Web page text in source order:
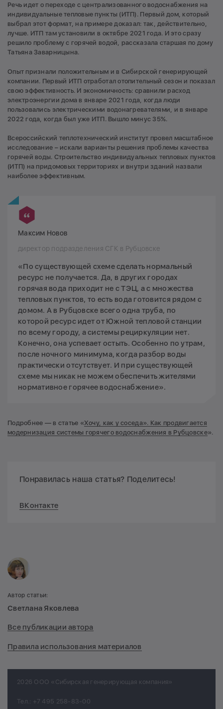
Речь идет о переходе с централизованного водоснабжения на
индивидуальные тепловые пункты (ИТП). Первый дом, который
выбрал этот формат, на примере доказал: так, действительно,
лучше. ИТП там установили в октябре 2021 года. И это сразу
решило проблему с горячей водой, рассказала старшая по дому
Татьяна Заварницына.
Опыт признали положительным и в Сибирской генерирующей
компании. Первый ИТП отработал отопительный сезон и показал
свою эффективность. И экономичность: сравнили расход
электроэнергии дома в январе 2021 года, когда люди
пользовались электрическими водонагревателями, и в январе
2022 года, когда был уже ИТП. Вышло минус 35%.
Всероссийский теплотехнический институт провел масштабное
исследование – искали варианты решения проблемы качества
горячей воды. Строительство индивидуальных тепловых пунктов
(ИТП) на придомовых территориях и внутри зданий назвали
наиболее эффективным.
Максим Новов
директор подразделения СГК в Рубцовске
«По существующей схеме сделать нормальный
ресурс не получается. Да, в других городах
горячая вода приходит не с ТЭЦ, а с множества
тепловых пунктов, то есть вода готовится рядом с
домом. А в Рубцовске всего одна труба, по
которой ресурс идет от Южной тепловой станции
по всему городу, а системы рециркуляции нет.
Конечно, она успевает остыть. Особенно по утрам,
после ночного минимума, когда разбор воды
практически отсутствует. И при существующей
схеме мы никак не можем обеспечить жителями
нормативное горячее водоснабжение».
Подробнее — в статье «Хочу, как у соседа». Как продвигается
модернизация системы горячего водоснабжения в Рубцовске».
Понравилась наша статья? Поделитесь!
ВКонтакте
Автор статьи:
Светлана Яковлева
Все публикации автора
Правила использования материалов
2026 ООО «Сибирская генерирующая компания»
Тел.: +7 495 258-83-00